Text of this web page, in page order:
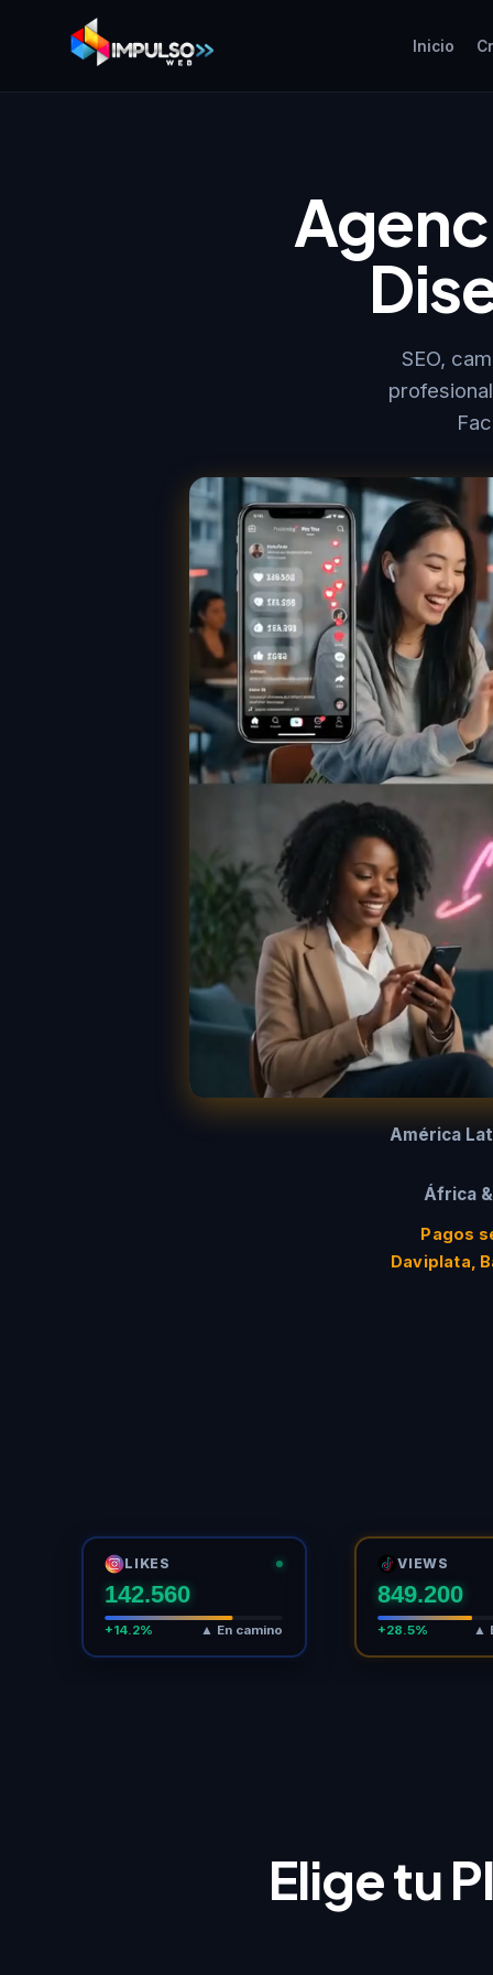
Inicio
SEO,
América
África
Pagos
Daviplata,
LIKES
142.564
+14.2% ▲ En camino
VIEWS
849.200
+28.5% ▲
Elige tu